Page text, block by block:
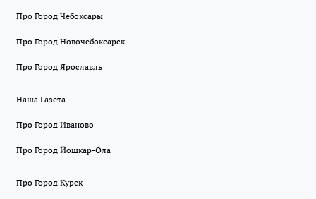
Про Город Чебоксары
Про Город Новочебоксарск
Про Город Ярославль
Наша Газета
Про Город Иваново
Про Город Йошкар-Ола
Про Город Курск